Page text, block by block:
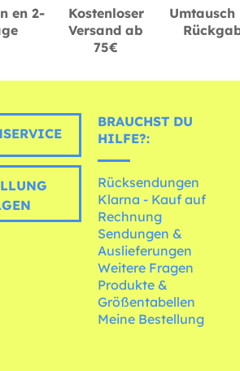
en 2-
Kostenloser
Versand ab
75€
Umtausch
BRAUCHST DU
HILFE?:
Rücksendungen
Klarna - Kauf auf
Rechnung
Sendungen &
Auslieferungen
Weitere Fragen
Produkte &
Größentabellen
Meine Bestellung